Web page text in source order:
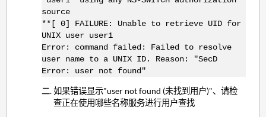
source
**[ 0] FAILURE: Unable to retrieve UID for
UNIX user user1
Error: command failed: Failed to resolve
user name to a UNIX ID. Reason: "SecD
Error: user not found"
如果错误显示"user not found (未找到用户)"、请检
查正在使用哪些名称服务进行用户查找